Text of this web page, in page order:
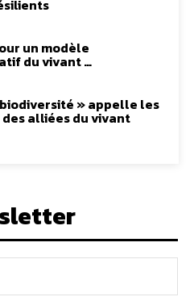
un modèle
du vivant …
biodiversité » appelle les
alliées du vivant